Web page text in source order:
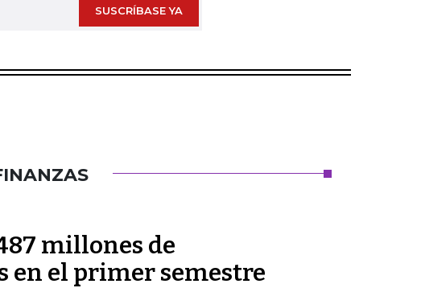
SUSCRÍBASE YA
millones de
en el primer semestre